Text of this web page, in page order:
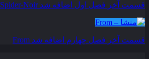
قسمت آخر فصل اول اضافه شد Spider-Noir
قسمت آخر فصل چهارم اضافه شد From